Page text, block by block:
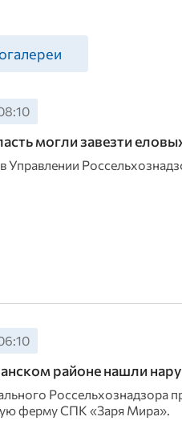
могли завезти
районе нашли
Россельхознадзора
ферму СПК «Заря Мира».